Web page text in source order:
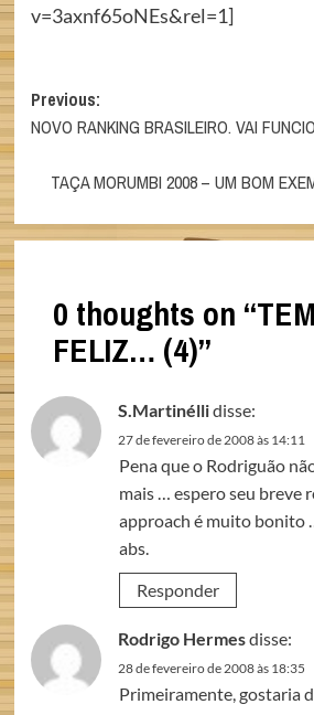
v=3axnf65oNEs&rel=1]
Post
navigation
Previous:
NOVO RANKING BRASILEIRO. VAI
TAÇA MORUMBI 2008 – UM BOM
0 thoughts on “
FELIZ… (4)”
S.Martinéllidisse:
27 de fevereiro de 2008 às 14:11
Pena que o Rodriguão
mais … espero seu breve
approach é muito bonito
abs.
Responder
Rodrigo Hermesdisse:
28 de fevereiro de 2008 às 18:35
Primeiramente, gostaria